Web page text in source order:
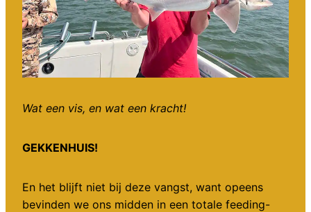
Wat een vis, en wat een kracht!
GEKKENHUIS!
En het blijft niet bij deze vangst, want opeens
bevinden we ons midden in een totale feeding-